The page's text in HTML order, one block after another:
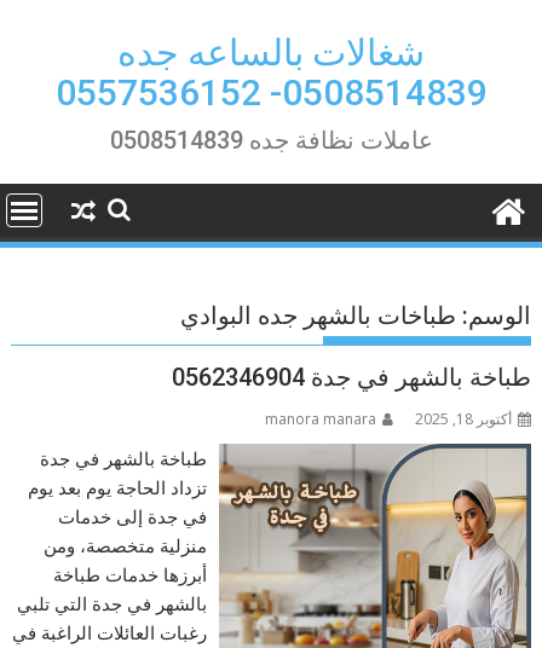
شغالات بالساعه جده
0508514839- 0557536152
عاملات نظافة جده 0508514839
الوسم: طباخات بالشهر جده البوادي
طباخة بالشهر في جدة 0562346904
أكتوبر 18, 2025 manora manara
طباخة بالشهر في جدة
تزداد الحاجة يوم بعد يوم
في جدة إلى خدمات
منزلية متخصصة، ومن
أبرزها خدمات طباخة
بالشهر في جدة التي تلبي
رغبات العائلات الراغبة في